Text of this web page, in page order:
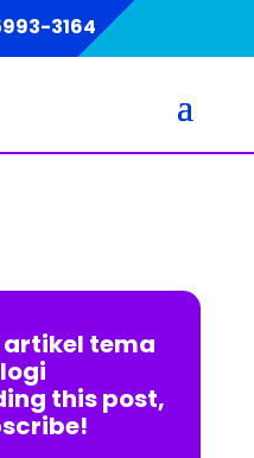
3164
tema
this post,